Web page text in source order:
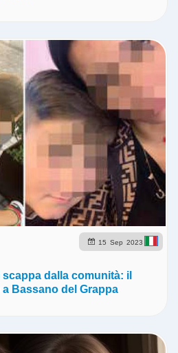
15 Sep 2023
dalla comunità: il
Bassano del Grappa